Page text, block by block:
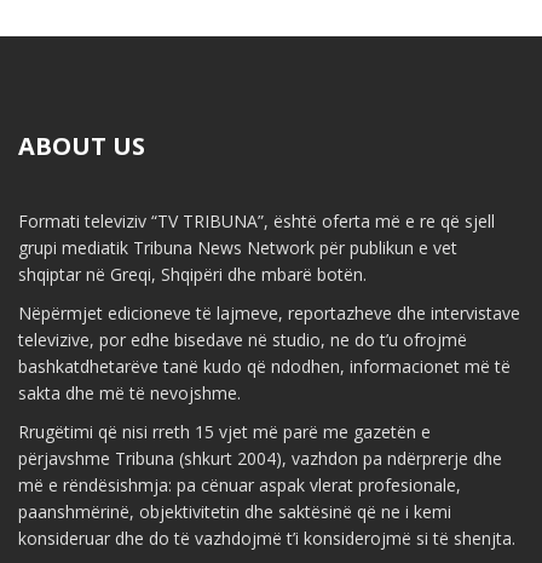
ABOUT US
Formati televiziv “TV TRIBUNA”, është oferta më e re që sjell
grupi mediatik Tribuna News Network për publikun e vet
shqiptar në Greqi, Shqipëri dhe mbarë botën.
Nëpërmjet edicioneve të lajmeve, reportazheve dhe intervistave
televizive, por edhe bisedave në studio, ne do t’u ofrojmë
bashkatdhetarëve tanë kudo që ndodhen, informacionet më të
sakta dhe më të nevojshme.
Rrugëtimi që nisi rreth 15 vjet më parë me gazetën e
përjavshme Tribuna (shkurt 2004), vazhdon pa ndërprerje dhe
më e rëndësishmja: pa cënuar aspak vlerat profesionale,
paanshmërinë, objektivitetin dhe saktësinë që ne i kemi
konsideruar dhe do të vazhdojmë t’i konsiderojmë si të shenjta.